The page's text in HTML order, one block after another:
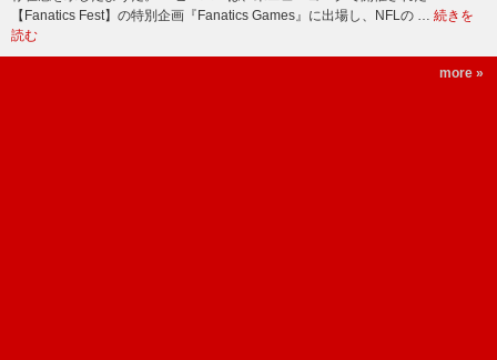
【Fanatics Fest】の特別企画『Fanatics Games』に出場し、NFLの … 続きを
読む
more »